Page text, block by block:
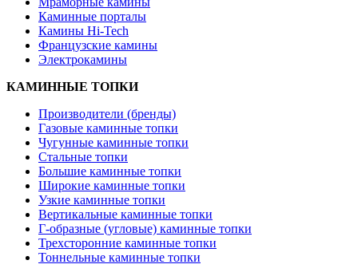
Каминные порталы
Камины Hi-Tech
Французские камины
Электрокамины
КАМИННЫЕ ТОПКИ
Производители (бренды)
Газовые каминные топки
Чугунные каминные топки
Стальные топки
Большие каминные топки
Широкие каминные топки
Узкие каминные топки
Вертикальные каминные топки
Г-образные (угловые) каминные топки
Трехсторонние каминные топки
Тоннельные каминные топки